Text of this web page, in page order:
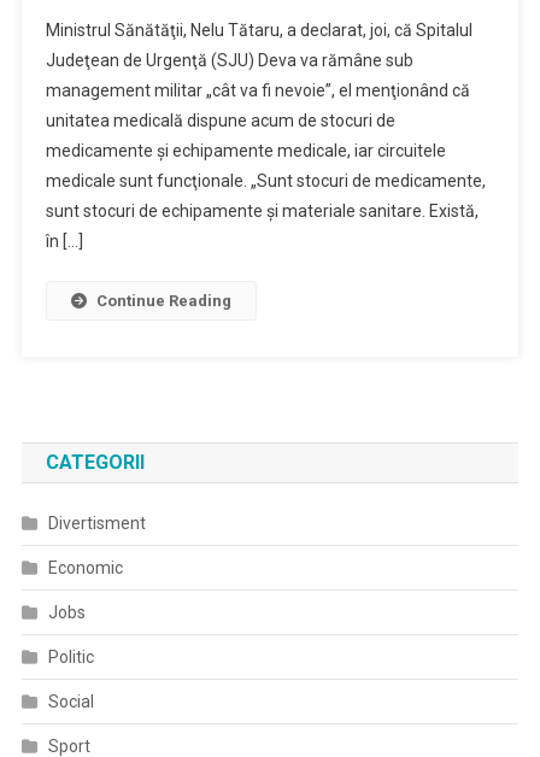
Spitalul
Din
Rămâne
Sub
Management
Ministrul Sănătăţii, Nelu Tătaru, a declarat, joi, că Spitalul
Judeţean de Urgenţă (SJU) Deva va rămâne sub
management militar „cât va fi nevoie”, el menţionând că
unitatea medicală dispune acum de stocuri de
medicamente şi echipamente medicale, iar circuitele
medicale sunt funcţionale. „Sunt stocuri de medicamente,
sunt stocuri de echipamente şi materiale sanitare. Există,
în […]
Continue Reading
CATEGORII
Divertisment
Economic
Jobs
Politic
Social
Sport